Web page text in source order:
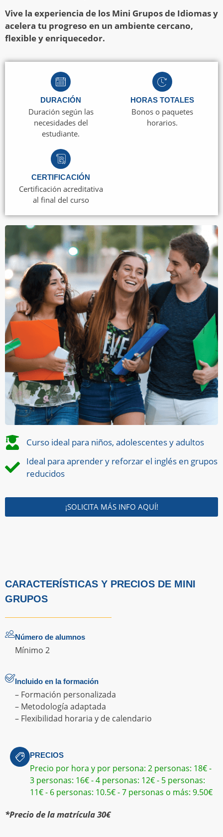
Vive la experiencia de los Mini Grupos de Idiomas y
acelera tu progreso en un ambiente cercano,
flexible y enriquecedor.
DURACIÓN
Duración según las
necesidades del
estudiante.
HORAS TOTALES
Bonos o paquetes
horarios.
CERTIFICACIÓN
Certificación acreditativa
al final del curso
Curso ideal para niños, adolescentes y adultos
Ideal para aprender y reforzar el inglés en grupos
reducidos
¡SOLICITA MÁS INFO AQUÍ!
CARACTERÍSTICAS Y PRECIOS DE MINI
GRUPOS
Número de alumnos
Mínimo 2
Incluido en la formación
– Formación personalizada
– Metodología adaptada
– Flexibilidad horaria y de calendario
PRECIOS
Precio por hora y por persona: 2 personas: 18€ -
3 personas: 16€ - 4 personas: 12€ - 5 personas:
11€ - 6 personas: 10.5€ - 7 personas o más: 9.50€
*Precio de la matrícula 30€